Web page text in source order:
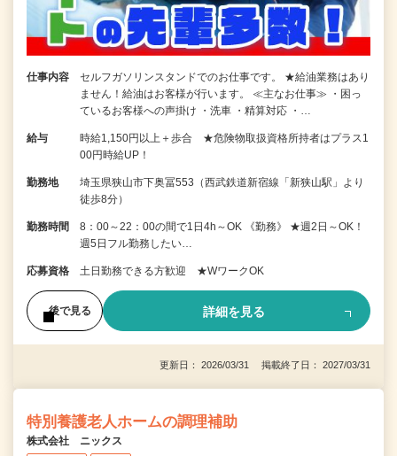
仕事内容
セルフガソリンスタンドでのお仕事です。 ★給油業務はあり
ません！給油はお客様が行います。 ≪主なお仕事≫ ・困っ
ているお客様への声掛け ・洗車 ・精算対応 ・…
給与
時給1,150円以上＋歩合 ★危険物取扱資格所持者はプラス1
00円時給UP！
勤務地
埼玉県狭山市下奥冨553（西武鉄道新宿線「新狭山駅」より
徒歩8分）
勤務時間
8：00～22：00の間で1日4h～OK 《勤務》 ★週2日～OK！
週5日フル勤務したい…
応募資格 土日勤務できる方歓迎 ★WワークOK
後で見る 詳細を見る
更新日： 2026/03/31 掲載終了日： 2027/03/31
特別養護老人ホームの調理補助
株式会社 ニックス